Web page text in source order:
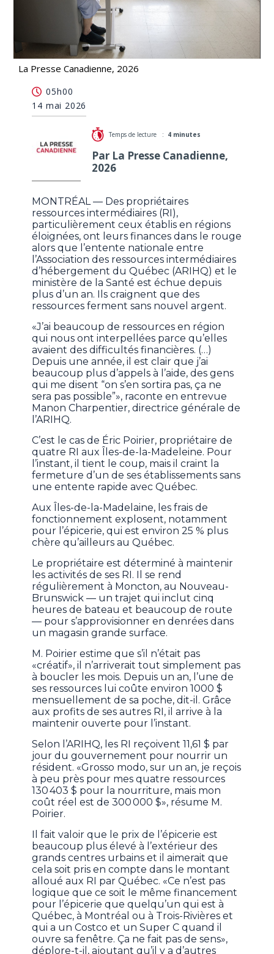
La Presse Canadienne, 2026
attendant une entente avec Québec
05h00
14 mai 2026
Temps de lecture : 4 minutes
Par La Presse Canadienne,
2026
MONTRÉAL — Des propriétaires
ressources intermédiaires (RI),
particulièrement ceux établis en régions
éloignées, ont leurs finances dans le rouge
alors que l’entente nationale entre
l’Association des ressources intermédiaires
d’hébergement du Québec (ARIHQ) et le
ministère de la Santé est échue depuis
plus d’un an. Ils craignent que des
ressources ferment sans nouvel argent.
«J’ai beaucoup de ressources en région
qui nous ont interpellées parce qu’elles
avaient des difficultés financières. (…)
Depuis une année, il est clair que j’ai
beaucoup plus d’appels à l’aide, des gens
qui me disent “on s’en sortira pas, ça ne
sera pas possible”», raconte en entrevue
Manon Charpentier, directrice générale de
l’ARIHQ.
C’est le cas de Éric Poirier, propriétaire de
quatre RI aux Îles-de-la-Madeleine. Pour
l’instant, il tient le coup, mais il craint la
fermeture d’un de ses établissements sans
une entente rapide avec Québec.
Aux Îles-de-la-Madelaine, les frais de
fonctionnement explosent, notamment
pour l’épicerie, qui est environ 25 % plus
chère qu’ailleurs au Québec.
Le propriétaire est déterminé à maintenir
les activités de ses RI. Il se rend
régulièrement à Moncton, au Nouveau-
Brunswick — un trajet qui inclut cinq
heures de bateau et beaucoup de route
— pour s’approvisionner en denrées dans
un magasin grande surface.
M. Poirier estime que s’il n’était pas
«créatif», il n’arriverait tout simplement pas
à boucler les mois. Depuis un an, l’une de
ses ressources lui coûte environ 1000 $
mensuellement de sa poche, dit-il. Grâce
aux profits de ses autres RI, il arrive à la
maintenir ouverte pour l’instant.
Selon l’ARIHQ, les RI reçoivent 11,61 $ par
jour du gouvernement pour nourrir un
résident. «Grosso modo, sur un an, je reçois
à peu près pour mes quatre ressources
130 403 $ pour la nourriture, mais mon
coût réel est de 300 000 $», résume M.
Poirier.
Il fait valoir que le prix de l’épicerie est
beaucoup plus élevé à l’extérieur des
grands centres urbains et il aimerait que
cela soit pris en compte dans le montant
alloué aux RI par Québec. «Ce n’est pas
logique que ce soit le même financement
pour l’épicerie que quelqu’un qui est à
Québec, à Montréal ou à Trois-Rivières et
qui a un Costco et un Super C quand il
ouvre sa fenêtre. Ça ne fait pas de sens»,
déplore-t-il, ajoutant qu’il y a d’autres